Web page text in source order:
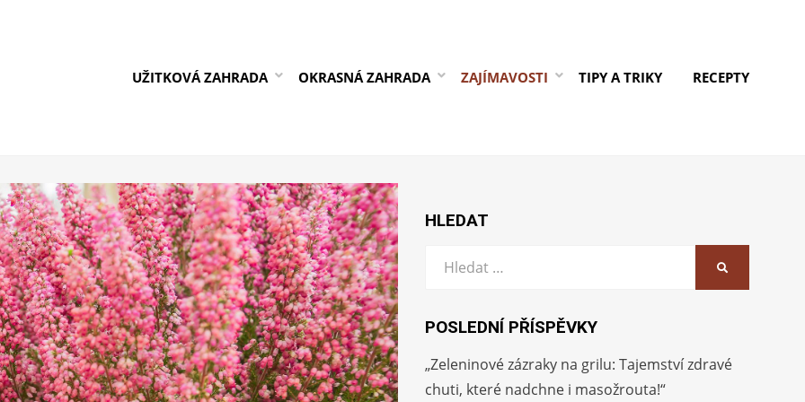
UŽITKOVÁ ZAHRADA OKRASNÁ ZAHRADA ZAJÍMAVOSTI TIPY A TRIKY RECEPTY
HLEDAT
Vyhledat:
POSLEDNÍ PŘÍSPĚVKY
„Zeleninové zázraky na grilu: Tajemství zdravé
chuti, které nadchne i masožrouta!“